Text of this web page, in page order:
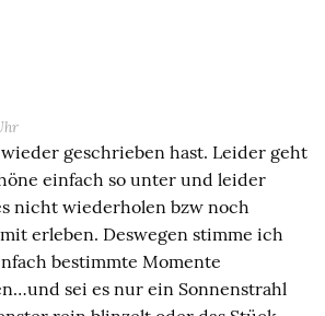
geschrieben hast. Leider geht
einfach so unter und leider
nicht wiederholen bzw noch
erleben. Deswegen stimme ich
bestimmte Momente
sei es nur ein Sonnenstrahl